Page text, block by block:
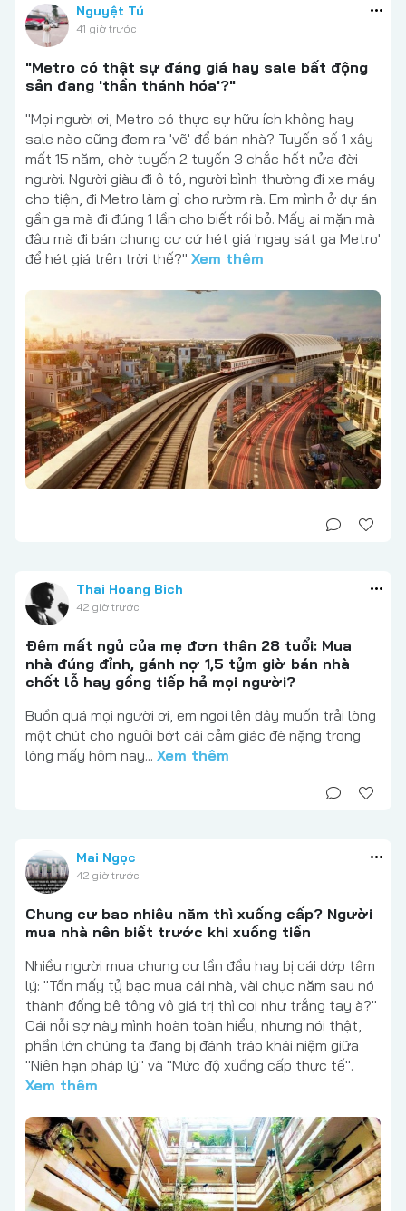
Nguyệt Tú
41 giờ trước
"Metro có thật sự đáng giá hay sale bất động
sản đang 'thần thánh hóa'?"
"Mọi người ơi, Metro có thực sự hữu ích không hay
sale nào cũng đem ra 'vẽ' để bán nhà? Tuyến số 1 xây
mất 15 năm, chờ tuyến 2 tuyến 3 chắc hết nửa đời
người. Người giàu đi ô tô, người bình thường đi xe máy
cho tiện, đi Metro làm gì cho rườm rà. Em mình ở dự án
gần ga mà đi đúng 1 lần cho biết rồi bỏ. Mấy ai mặn mà
đâu mà đi bán chung cư cứ hét giá 'ngay sát ga Metro'
để hét giá trên trời thế?" Xem thêm
Thai Hoang Bich
42 giờ trước
Đêm mất ngủ của mẹ đơn thân 28 tuổi: Mua
nhà đúng đỉnh, gánh nợ 1,5 tỷm giờ bán nhà
chốt lỗ hay gồng tiếp hả mọi người?
Buồn quá mọi người ơi, em ngoi lên đây muốn trải lòng
một chút cho nguôi bớt cái cảm giác đè nặng trong
lòng mấy hôm nay... Xem thêm
Mai Ngọc
42 giờ trước
Chung cư bao nhiêu năm thì xuống cấp? Người
mua nhà nên biết trước khi xuống tiền
Nhiều người mua chung cư lần đầu hay bị cái dớp tâm
lý: "Tốn mấy tỷ bạc mua cái nhà, vài chục năm sau nó
thành đống bê tông vô giá trị thì coi như trắng tay à?"
Cái nỗi sợ này mình hoàn toàn hiểu, nhưng nói thật,
phần lớn chúng ta đang bị đánh tráo khái niệm giữa
"Niên hạn pháp lý" và "Mức độ xuống cấp thực tế".
Xem thêm